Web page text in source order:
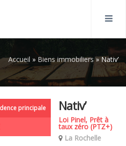
Accueil » Biens immobiliers»Nativ’
principale Nativ’
Loi Pinel, Prêt à
taux zéro (PTZ+)
La Rochelle